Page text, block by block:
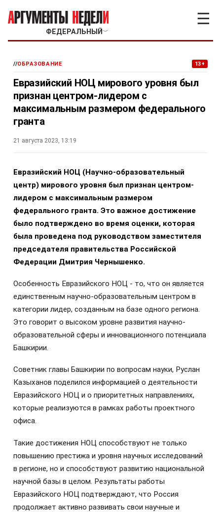
ФЕДЕРАЛЬНЫЙ ﹀
☰
//ОБРАЗОВАНИЕ 13+
Евразийский НОЦ мирового уровня был
признан центром-лидером с
максимальным размером федерального
гранта
21 августа 2023, 13:19
Евразийский НОЦ (Научно-образовательный
центр) мирового уровня был признан центром-
лидером с максимальным размером
федерального гранта. Это важное достижение
было подтверждено во время оценки, которая
была проведена под руководством заместителя
председателя правительства Российской
Федерации Дмитрия Чернышенко.
Особенность Евразийского НОЦ - то, что он является
единственным научно-образовательным центром в
категории лидер, созданным на базе одного региона.
Это говорит о высоком уровне развития научно-
образовательной сферы и инновационного потенциала
Башкирии.
Советник главы Башкирии по вопросам науки, Руслан
Казыханов поделился информацией о деятельности
Евразийского НОЦ и о приоритетных направлениях,
которые реализуются в рамках работы проектного
офиса.
Такие достижения НОЦ способствуют не только
повышению престижа и уровня научных исследований
в регионе, но и способствуют развитию национальной
научной базы в целом. Результаты работы
Евразийского НОЦ подтверждают, что Россия
продолжает активно развивать свои научные и